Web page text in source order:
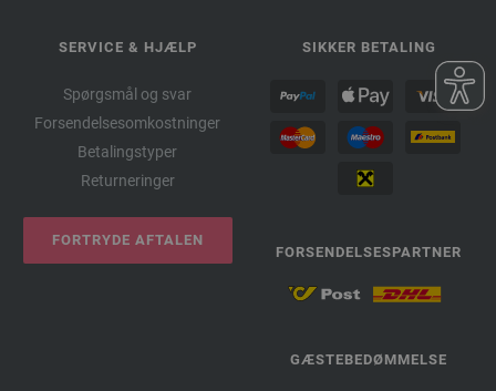
SERVICE & HJÆLP
Spørgsmål og svar
Forsendelsesomkostninger
Betalingstyper
Returneringer
FORTRYDE AFTALEN
SIKKER BETALING
FORSENDELSESPARTNER
GÆSTEBEDØMMELSE